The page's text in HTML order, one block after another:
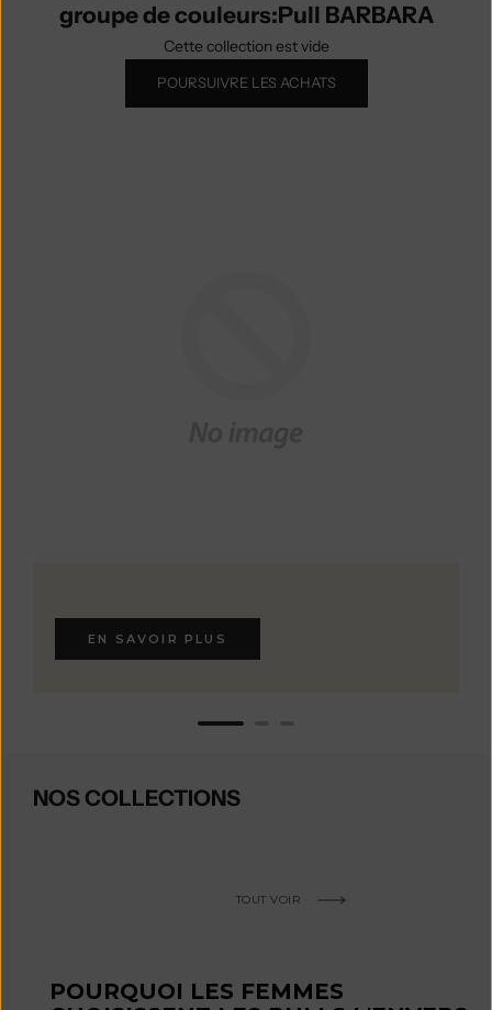
groupe de couleurs:Pull BARBARA
Cette collection est vide
POURSUIVRE LES ACHATS
EN SAVOIR PLUS
NOS COLLECTIONS
TOUT VOIR
POURQUOI LES FEMMES